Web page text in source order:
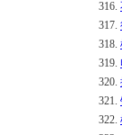
316.
317.
318.
319.
320.
321.
322.